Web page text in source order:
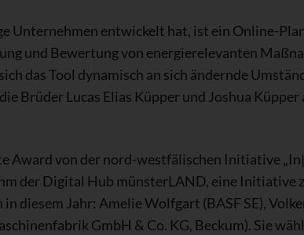
Unternehmen entwickelt hat, ist ein Online-
und Bewertung von energierelevanten
das Tool dynamisch an sich ändernde
Brüder Lucas Elias Küpper und Joshua
Award von der nord-westfälischen Initiative
der Digital Hub münsterLAND, eine Initiative
diesem Jahr: Amelie Wolfgart (BASF SE),
GmbH & Co. KG, Beckum). Sie